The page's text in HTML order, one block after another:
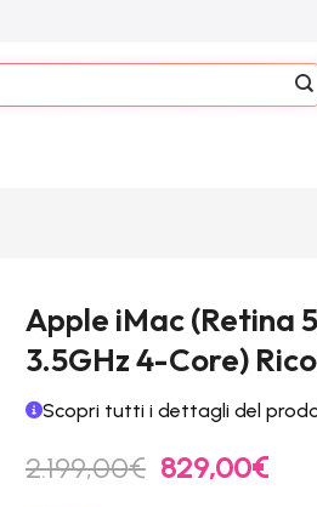
Apple iMac (Retina
3.5GHz 4-Core)
Scopri tutti i dettagli del
2.199,00€ Il
prezzo
829,00€Il